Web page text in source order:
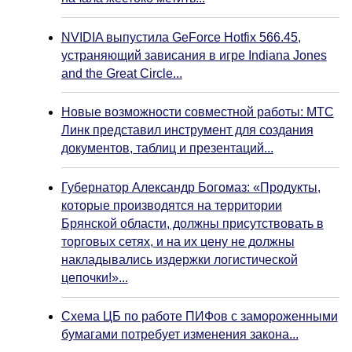
NVIDIA выпустила GeForce Hotfix 566.45,
устраняющий зависания в игре Indiana Jones
and the Great Circle...
Новые возможности совместной работы: МТС
Линк представил инструмент для создания
документов, таблиц и презентаций...
Губернатор Александр Богомаз: «Продукты,
которые производятся на территории
Брянской области, должны присутствовать в
торговых сетях, и на их цену не должны
накладывались издержки логистической
цепочки!»...
Схема ЦБ по работе ПИФов с замороженными
бумагами потребует изменения закона...